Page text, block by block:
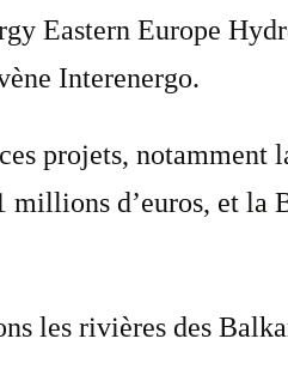
Eastern Europe
Interenergo.
projets, notamment
d’euros, et la
les rivières des